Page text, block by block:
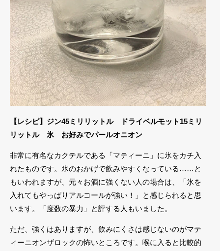
【レシピ】ジン45ミリリットル ドライベルモット15ミリ
リットル 氷 お好みでパールオニオン
非常に有名なカクテルである「マティーニ」に氷をカチ入
れたものです。氷のおかげで飲みやすくなっている……と
もいわれますが、元々お酒に強くない人の場合は、「氷を
入れてもやっぱりアルコールが強い！」と感じられると思
います。「度数の暴力」と評する人もいました。
ただ、強くはありますが、飲みにくさは感じないのがマテ
ィーニオンザロックの怖いところです。喉に入ると比較的